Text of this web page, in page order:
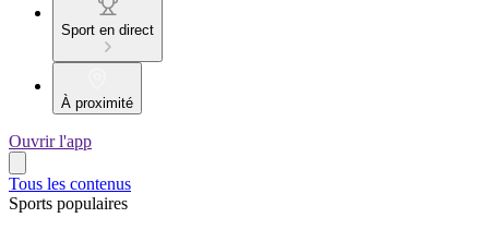
Sport en direct
À proximité
Ouvrir l'app
Tous les contenus
Sports populaires